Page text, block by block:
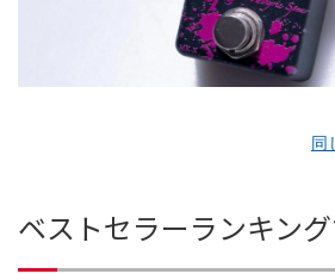
同
ベストセラーランキン